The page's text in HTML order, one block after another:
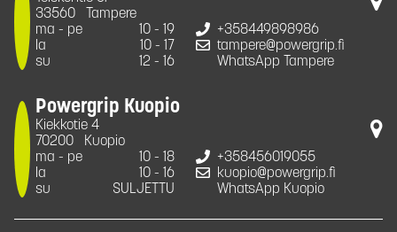
33560
Tampere
ma - pe
10 - 19
la
10 - 17
su
12 - 16
+358449898986
tampere@powergrip.fi
WhatsApp Tampere
Powergrip Kuopio
Kiekkotie 4
70200
Kuopio
ma - pe
10 - 18
la
10 - 16
su
SULJETTU
+358456019055
kuopio@powergrip.fi
WhatsApp Kuopio